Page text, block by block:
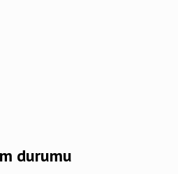
durumu